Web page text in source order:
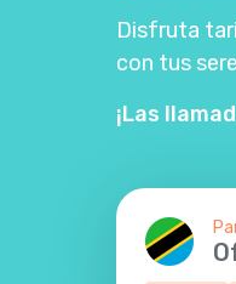
Disfruta
con tus
¡Las